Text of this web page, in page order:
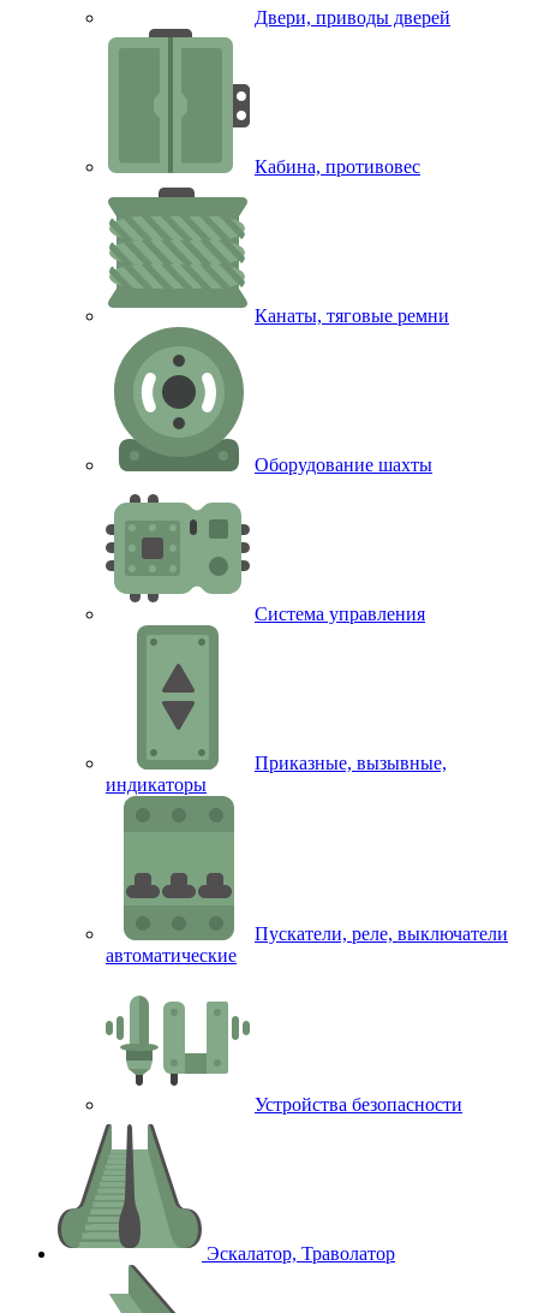
Двери, приводы дверей
Кабина, противовес
Канаты, тяговые ремни
Оборудование шахты
Система управления
Приказные, вызывные,
индикаторы
Пускатели, реле, выключатели
автоматические
Устройства безопасности
Эскалатор, Траволатор